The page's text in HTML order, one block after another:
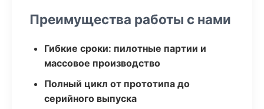
Преимущества работы с нами
Гибкие сроки: пилотные партии и
массовое производство
Полный цикл от прототипа до
серийного выпуска